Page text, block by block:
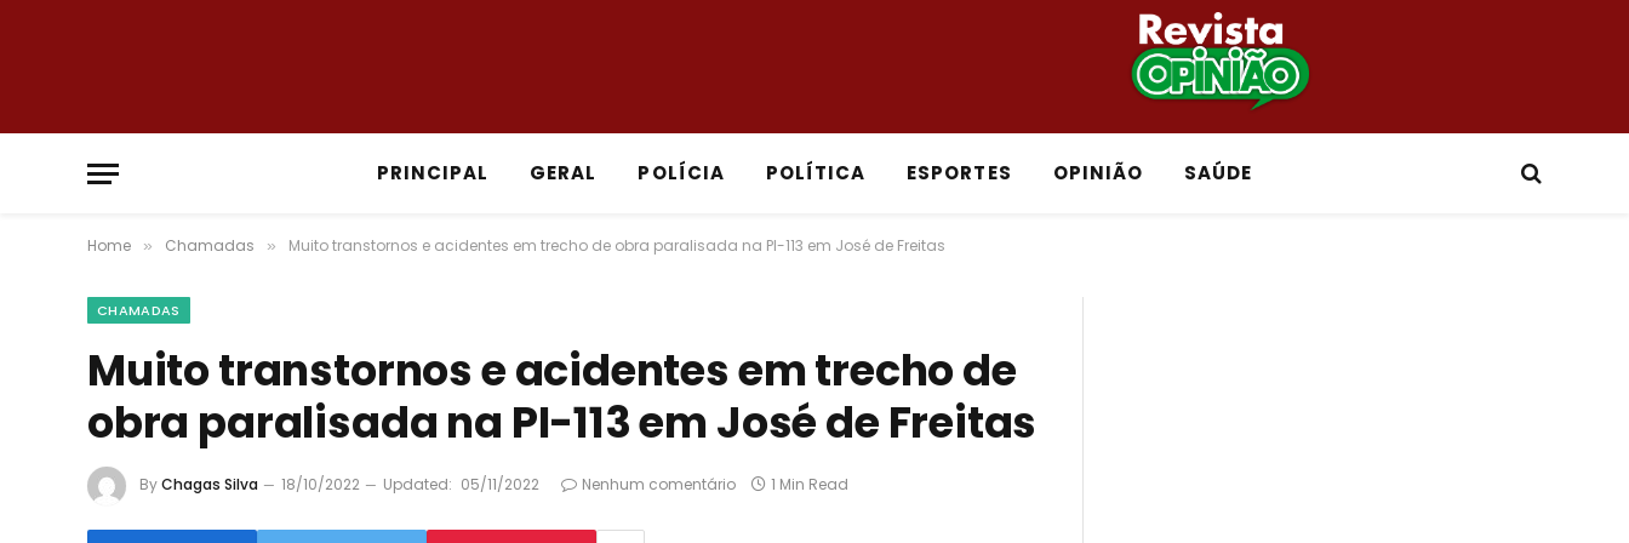
PRINCIPAL GERAL POLÍCIA POLÍTICA ESPORTES OPINIÃO SAÚDE
Home » Chamadas » Muito transtornos e acidentes em trecho de obra paralisada na PI-113 em José de Freitas
CHAMADAS
Muito transtornos e acidentes em trecho de
obra paralisada na PI-113 em José de Freitas
ByChagas Silva 18/10/2022 Updated: 05/11/2022 Nenhum comentário 1 Min Read